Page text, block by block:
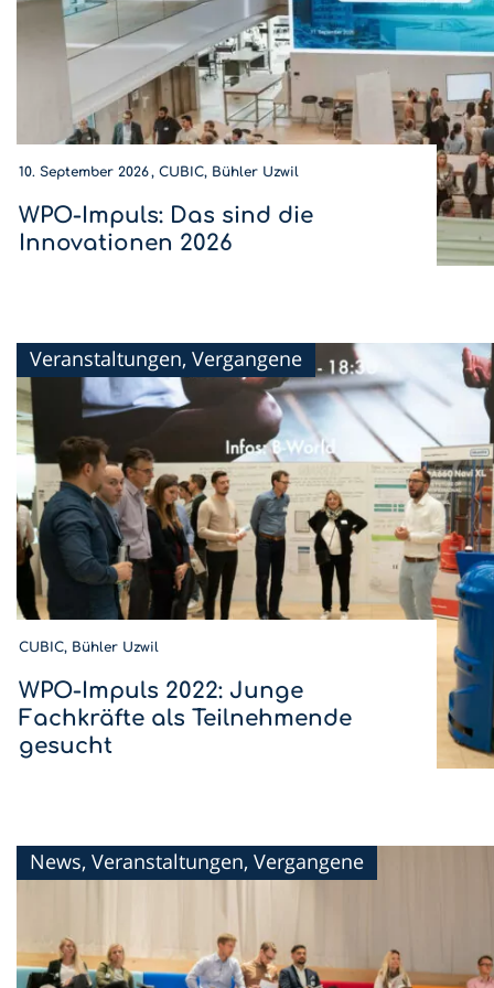
10. September 2026 CUBIC, Bühler Uzwil
WPO-Impuls: Das sind die
Innovationen 2026
Veranstaltungen, Vergangene
CUBIC, Bühler Uzwil
WPO-Impuls 2022: Junge
Fachkräfte als Teilnehmende
gesucht
News, Veranstaltungen, Vergangene